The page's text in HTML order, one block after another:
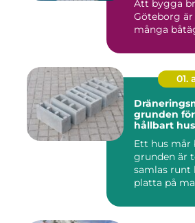
Att bygga
Göteborg
många
01.
grunden
hållbart hus
Ett hus mår
grunden är
samlas runt
platta på